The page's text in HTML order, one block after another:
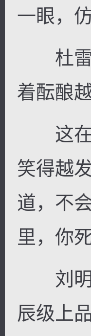
一眼，
杜雷
着酝酿
这在
笑得越
道，不
里，你
刘明
辰级上